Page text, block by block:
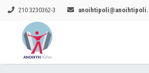
210 3230362-3